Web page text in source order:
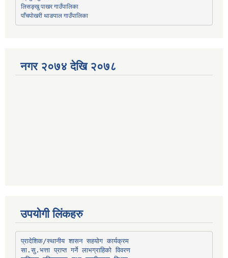
लिसङ्खु पाखर गाउँपालिका
पाँचपोखरी थाङपाल गाउँपालिका
नगर २०७४ देखि २०७८
उपयोगी लिंकहरु
प्रादेशिक/स्थानीय शासन सहयोग कार्यक्रम
सा.सु.भत्ता प्राप्त गर्ने लाभग्राहिको विवरण